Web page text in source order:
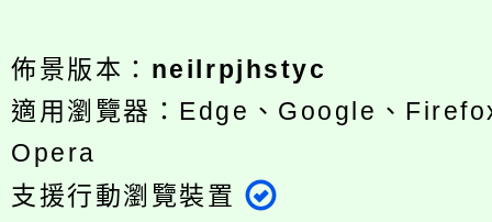
佈景版本： neilrpjhstyc
適用瀏覽器：Edge、Google、
Opera
支援行動瀏覽裝置